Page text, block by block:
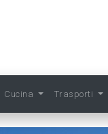
Cucina Trasporti